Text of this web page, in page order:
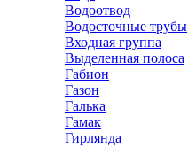
Водоотвод
Водосточные трубы
Входная группа
Выделенная полоса
Габион
Газон
Галька
Гамак
Гирлянда